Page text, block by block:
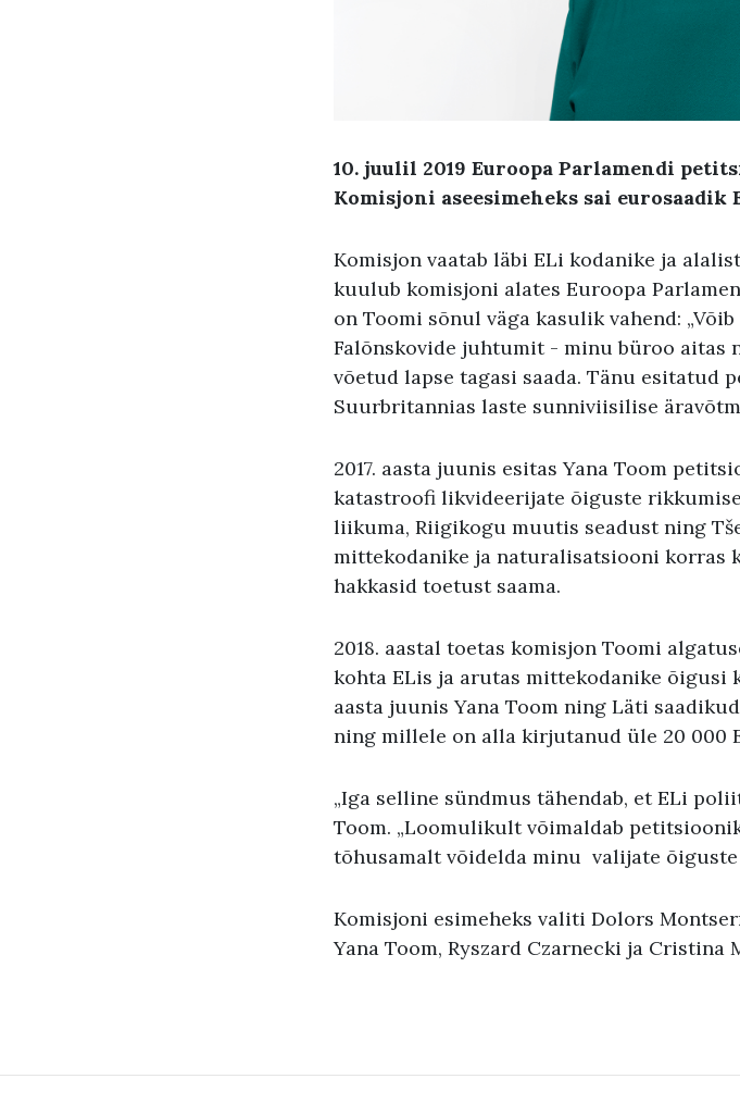
10. juulil 2019 Euroopa Parlamendi
Komisjoni aseesimeheks sai eurosaadik
Komisjon vaatab läbi ELi kodanike ja
kuulub komisjoni alates Euroopa
on Toomi sõnul väga kasulik vahend:
Falõnskovide juhtumit - minu büroo
võetud lapse tagasi saada. Tänu esitatud
Suurbritannias laste sunniviisilise
2017. aasta juunis esitas Yana Toom
katastroofi likvideerijate õiguste
liikuma, Riigikogu muutis seadust ning
mittekodanike ja naturalisatsiooni korras
hakkasid toetust saama.
2018. aastal toetas komisjon Toomi
kohta ELis ja arutas mittekodanike õigusi
aasta juunis Yana Toom ning Läti
ning millele on alla kirjutanud üle 20 000
„Iga selline sündmus tähendab, et ELi
Toom. „Loomulikult võimaldab
tõhusamalt võidelda minu valijate õiguste
Komisjoni esimeheks valiti Dolors
Yana Toom, Ryszard Czarnecki ja Cristina